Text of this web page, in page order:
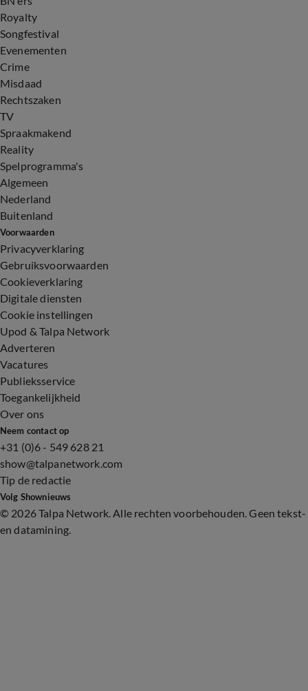
Royalty
Songfestival
Evenementen
Crime
Misdaad
Rechtszaken
TV
Spraakmakend
Reality
Spelprogramma's
Algemeen
Nederland
Buitenland
Voorwaarden
Privacyverklaring
Gebruiksvoorwaarden
Cookieverklaring
Digitale diensten
Cookie instellingen
Upod & Talpa Network
Adverteren
Vacatures
Publieksservice
Toegankelijkheid
Over ons
Neem contact op
+31 (0)6 - 549 628 21
show@talpanetwork.com
Tip de redactie
Volg Shownieuws
© 2026 Talpa Network. Alle rechten voorbehouden. Geen tekst-
en datamining.